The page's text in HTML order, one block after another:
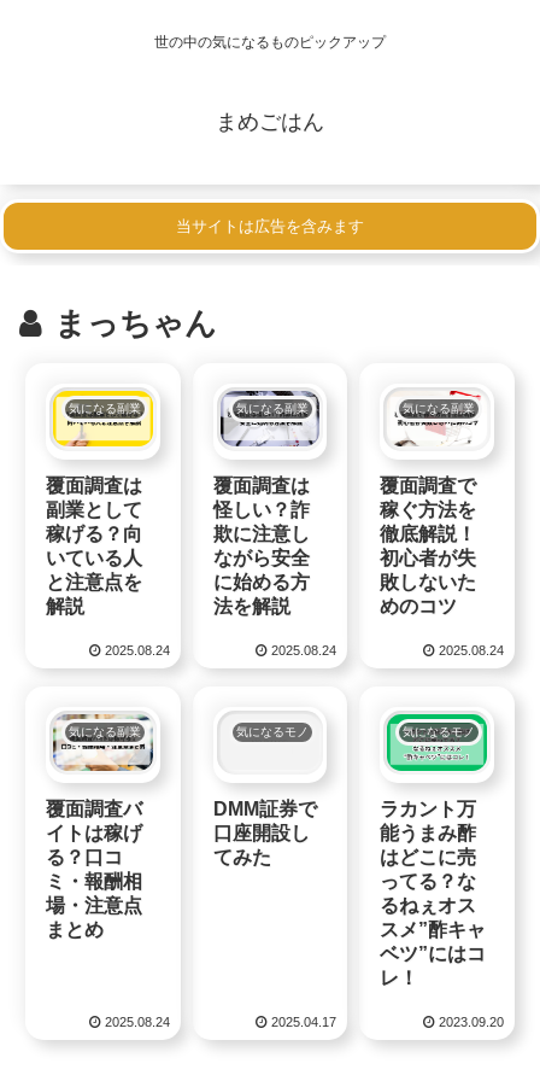
世の中の気になるものピックアップ
まめごはん
当サイトは広告を含みます
まっちゃん
気になる副業
覆面調査は
副業として
稼げる？向
いている人
と注意点を
解説
2025.08.24
気になる副業
覆面調査は
怪しい？詐
欺に注意し
ながら安全
に始める方
法を解説
2025.08.24
気になる副業
覆面調査で
稼ぐ方法を
徹底解説！
初心者が失
敗しないた
めのコツ
2025.08.24
気になる副業
覆面調査バ
イトは稼げ
る？口コ
ミ・報酬相
場・注意点
まとめ
2025.08.24
気になるモノ
DMM証券で
口座開設し
てみた
2025.04.17
気になるモノ
ラカント万
能うまみ酢
はどこに売
ってる？な
るねぇオス
スメ”酢キャ
ベツ”にはコ
レ！
2023.09.20